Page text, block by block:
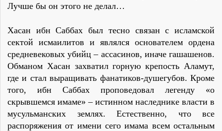
Лучше бы он этого не делал…
Хасан ибн Саббах был тесно связан с исламской
сектой исмаилитов и являлся основателем ордена
средневековых убийц – ассасинов, иначе гашашенов.
Обманом Хасан захватил горную крепость Аламут,
где и стал выращивать фанатиков-душегубов. Кроме
того, ибн Саббах проповедовал легенду «о
скрывшемся имаме» – истинном наследнике власти в
мусульманских землях. Естественно, что все
распоряжения от имени сего имама всем остальным